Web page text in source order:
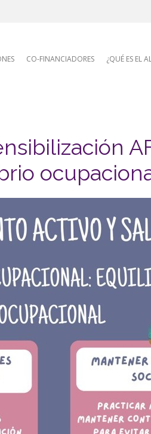
CO-FINANCIADORES ¿QUÉ ES EL